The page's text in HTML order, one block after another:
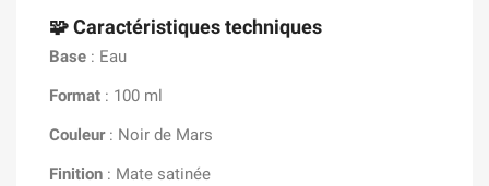
🧩Caractéristiques techniques
Base : Eau
Format : 100 ml
Couleur: Noir de Mars
Finition : Mate satinée